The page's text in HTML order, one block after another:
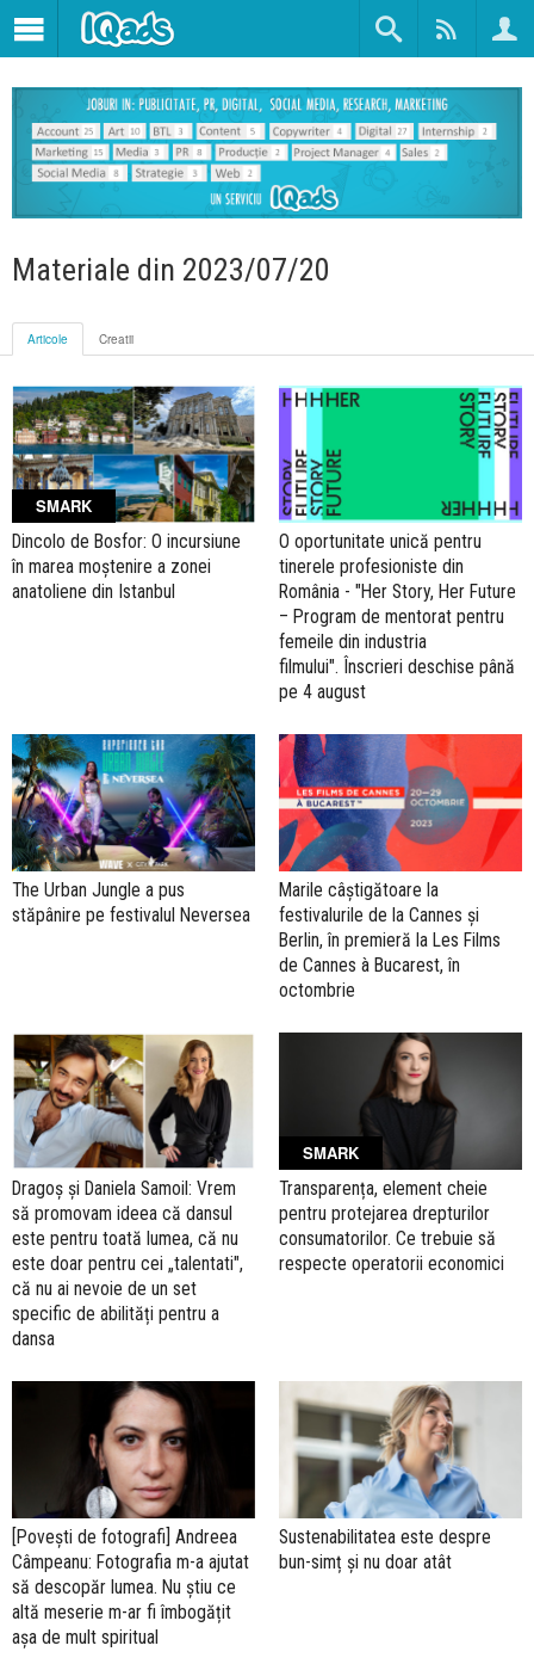
Materiale din 2023/07/20
Articole Creatii
SMARK
Dincolo de Bosfor: O incursiune
în marea moștenire a zonei
anatoliene din Istanbul
O oportunitate unică pentru
tinerele profesioniste din
România - "Her Story, Her Future
– Program de mentorat pentru
femeile din industria
filmului". Înscrieri deschise până
pe 4 august
The Urban Jungle a pus
stăpânire pe festivalul Neversea
Marile câștigătoare la
festivalurile de la Cannes și
Berlin, în premieră la Les Films
de Cannes à Bucarest, în
octombrie
Dragoș și Daniela Samoil: Vrem
să promovam ideea că dansul
este pentru toată lumea, că nu
este doar pentru cei „talentati",
că nu ai nevoie de un set
specific de abilități pentru a
dansa
SMARK
Transparența, element cheie
pentru protejarea drepturilor
consumatorilor. Ce trebuie să
respecte operatorii economici
[Povești de fotografi] Andreea
Câmpeanu: Fotografia m-a ajutat
să descopăr lumea. Nu știu ce
altă meserie m-ar fi îmbogățit
așa de mult spiritual
Sustenabilitatea este despre
bun-simț și nu doar atât